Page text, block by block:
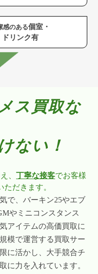
感のある個室・
ドリンク有
ス買取な
ない！
、 丁寧な接客でお客様
だきます。
で、バーキン25やエブ
やミニコンスタンス
アイテムの高価買取に
模で運営する買取サー
に活かし、大手競合チ
に力を入れています。